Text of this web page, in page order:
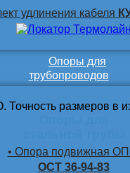
удлинения кабеля
Опоры для
трубопроводов
• Опора подвижная
ОСТ 36-94-83